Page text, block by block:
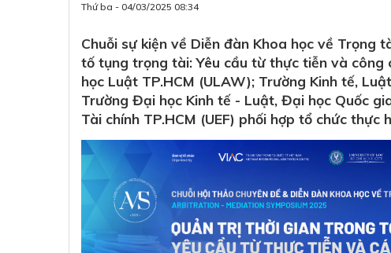
Thứ ba - 04/03/2025 08:34
Chuỗi sự kiện về Diễn đàn Khoa học về
tố tụng trọng tài: Yêu cầu từ thực tiễn và công
học Luật TP.HCM (ULAW); Trường Kinh tế,
Trường Đại học Kinh tế - Luật, Đại học Quốc
Tài chính TP.HCM (UEF) phối hợp tổ chức thực